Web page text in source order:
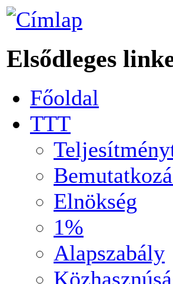
Elsődleges
Főoldal
TTT
Elnökség
1%
Alapszabály